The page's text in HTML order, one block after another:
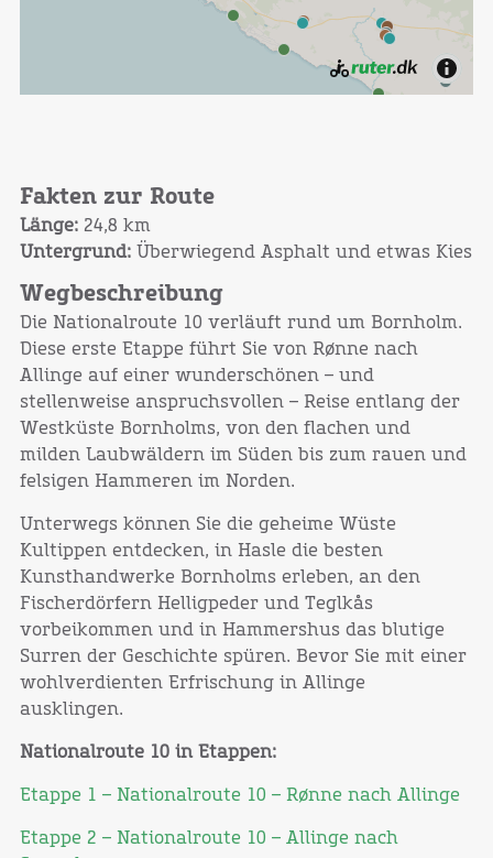
Fakten zur Route
Länge:24,8 km
Untergrund:Überwiegend Asphalt und etwas Kies
Wegbeschreibung
Die Nationalroute 10 verläuft rund um Bornholm.
Diese erste Etappe führt Sie von Rønne nach
Allinge auf einer wunderschönen – und
stellenweise anspruchsvollen – Reise entlang der
Westküste Bornholms, von den flachen und
milden Laubwäldern im Süden bis zum rauen und
felsigen Hammeren im Norden.
Unterwegs können Sie die geheime Wüste
Kultippen entdecken, in Hasle die besten
Kunsthandwerke Bornholms erleben, an den
Fischerdörfern Helligpeder und Teglkås
vorbeikommen und in Hammershus das blutige
Surren der Geschichte spüren. Bevor Sie mit einer
wohlverdienten Erfrischung in Allinge
ausklingen.
Nationalroute 10 in Etappen:
Etappe 1 – Nationalroute 10 – Rønne nach Allinge
Etappe 2 – Nationalroute 10 – Allinge nach